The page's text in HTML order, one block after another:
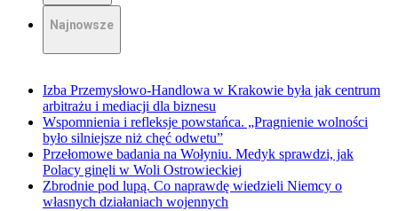
Najnowsze
Izba Przemysłowo-Handlowa w Krakowie była jak centrum
arbitrażu i mediacji dla biznesu
Wspomnienia i refleksje powstańca. „Pragnienie wolności
było silniejsze niż chęć odwetu”
Przełomowe badania na Wołyniu. Medyk sprawdzi, jak
Polacy ginęli w Woli Ostrowieckiej
Zbrodnie pod lupą. Co naprawdę wiedzieli Niemcy o
własnych działaniach wojennych